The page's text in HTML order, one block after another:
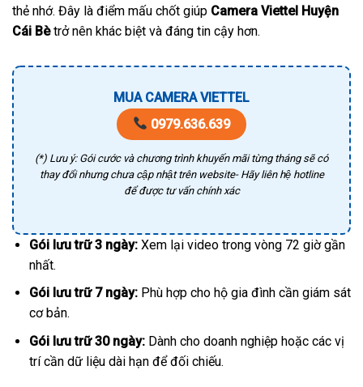
thẻ nhớ. Đây là điểm mấu chốt giúp Camera Viettel Huyện
Cái Bètrở nên khác biệt và đáng tin cậy hơn.
MUA CAMERA VIETTEL
0979.636.639
(*) Lưu ý: Gói cước và chương trình khuyến mãi từng tháng sẽ có
thay đổi nhưng chưa cập nhật trên website- Hãy liên hệ hotline
để được tư vấn chính xác
Gói lưu trữ 3 ngày:Xem lại video trong vòng 72 giờ gần
nhất.
Gói lưu trữ 7 ngày:Phù hợp cho hộ gia đình cần giám sát
cơ bản.
Gói lưu trữ 30 ngày:Dành cho doanh nghiệp hoặc các vị
trí cần dữ liệu dài hạn để đối chiếu.